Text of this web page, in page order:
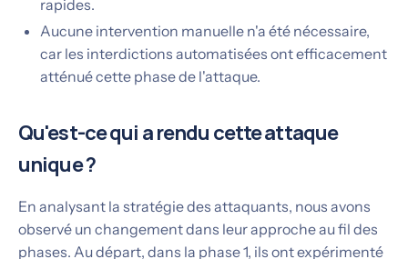
rapides.
Aucune intervention manuelle n'a été nécessaire,
car les interdictions automatisées ont efficacement
atténué cette phase de l'attaque.
Qu'est-ce qui a rendu cette attaque
unique ?
En analysant la stratégie des attaquants, nous avons
observé un changement dans leur approche au fil des
phases. Au départ, dans la phase 1, ils ont expérimenté